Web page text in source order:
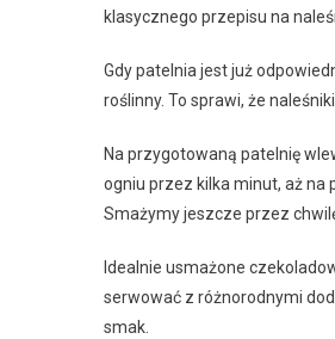
klasycznego przepisu na
Gdy patelnia jest już
roślinny. To sprawi, że
Na przygotowaną patelnię
ogniu przez kilka minut, aż na
Smażymy jeszcze przez
Idealnie usmażone
serwować z różnorodnymi
smak.